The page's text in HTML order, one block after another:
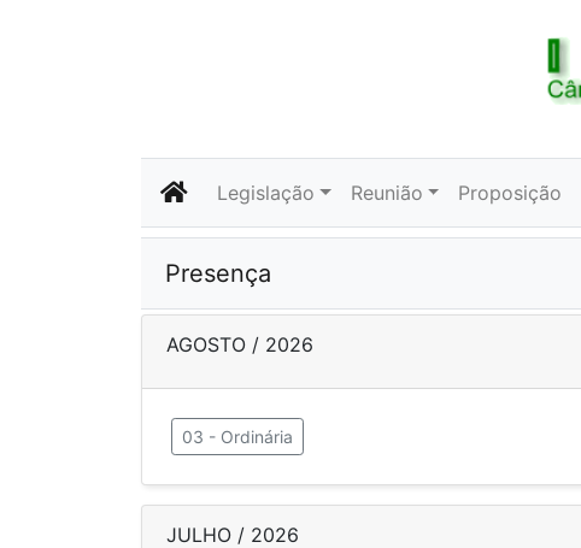
Legislação Reunião Proposição
Presença
AGOSTO / 2026
03 - Ordinária
JULHO / 2026